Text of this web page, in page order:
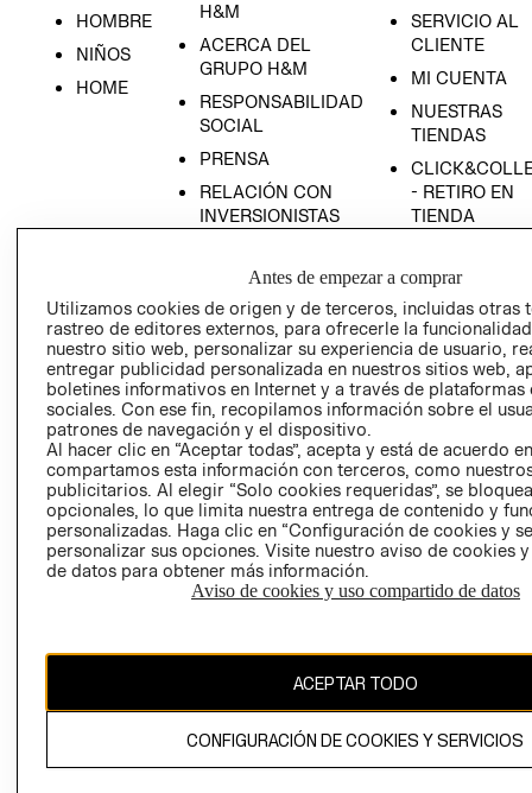
HOMBRE
NIÑOS
HOME
H&M
ACERCA DEL
GRUPO H&M
RESPONSABILIDAD
SOCIAL
PRENSA
RELACIÓN CON
INVERSIONISTAS
EMPRESARIAL
SERVICIO AL
CLIENTE
MI CUENTA
NUESTRAS
TIENDAS
- RETIRO EN
TIENDA
CONDICIONES
AVISO DE
PRIVACIDAD
GIFT CARD
AVISO DE
COOKIES
Uruguay ($U)
El contenido de esta página web está protegido por copyright y es
propiedad de H&M Hennes & Mauritz AB.
Antes de empezar a comprar
Utilizamos cookies de origen y de terceros, incluidas otras
rastreo de editores externos, para ofrecerle la
nuestro sitio web, personalizar su experiencia de usuario,
entregar publicidad personalizada en nuestros sitios web,
boletines informativos en Internet y a través de plataformas
sociales. Con ese fin, recopilamos información sobre el
patrones de navegación y el dispositivo.
Al hacer clic en “Aceptar todas”, acepta y está de acuerdo
compartamos esta información con terceros, como
publicitarios. Al elegir “Solo cookies requeridas”, se
opcionales, lo que limita nuestra entrega de contenido y
personalizadas. Haga clic en “Configuración de cookies y
personalizar sus opciones. Visite nuestro aviso de cookies
de datos para obtener más información.
Aviso de cookies y uso compartido de datos
ACEPTAR TODO
CONFIGURACIÓN DE COOKIES Y SERVICIOS